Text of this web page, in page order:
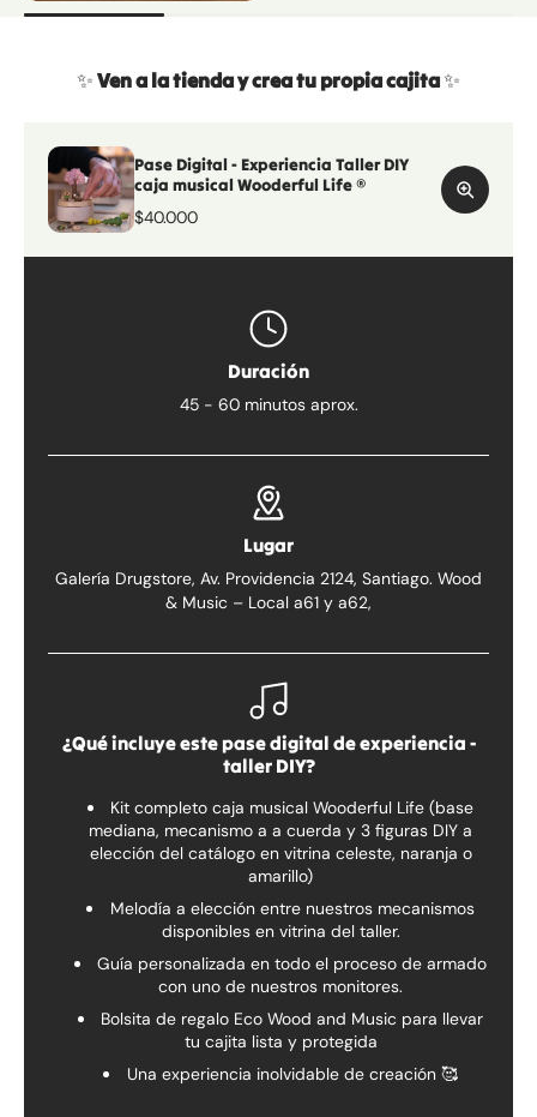
✨​Ven a la tienda y crea tu propia cajita✨​
Pase Digital - Experiencia Taller DIY
caja musical Wooderful Life ®
$40.000
Duración
45 - 60 minutos aprox.
Lugar
Galería Drugstore, Av. Providencia 2124, Santiago. Wood
& Music – Local a61 y a62,
¿Qué incluye este pase digital de experiencia -
taller DIY?
Kit completo caja musical Wooderful Life (base
mediana, mecanismo a a cuerda y 3 figuras DIY a
elección del catálogo en vitrina celeste, naranja o
amarillo)
Melodía a elección entre nuestros mecanismos
disponibles en vitrina del taller.
Guía personalizada en todo el proceso de armado
con uno de nuestros monitores.
Bolsita de regalo Eco Wood and Music para llevar
tu cajita lista y protegida
Una experiencia inolvidable de creación 🥰